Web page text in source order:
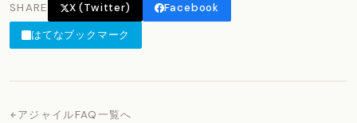
SHARE X (Twitter)
Facebook
はてなブックマーク
アジャイルFAQ一覧へ